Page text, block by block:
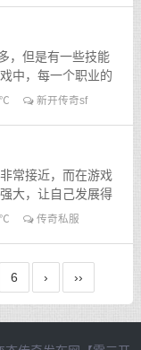
，但是有一些技能
中，每一个职业的
用出来，才能看到
新开传奇sf
常接近，而在游戏
大，让自己发展得
中，最简单的赚...
传奇私服
6 › ››